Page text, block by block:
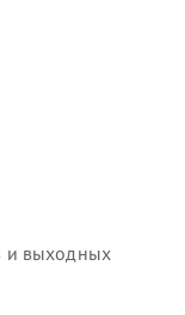
и выходных